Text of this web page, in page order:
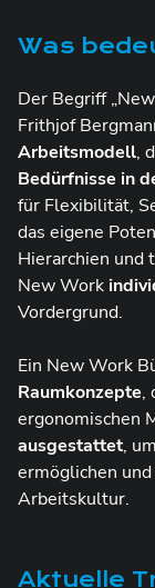
Was
Der Begriff
Frithjof
Arbeitsmodell,
Bedürfnisse in
für Flexibilität,
das eigene
Hierarchien
New Work
Vordergrund.
Ein New Work
Raumkonzepte,
ergonomischen
ausgestattet,
ermöglichen
Arbeitskultur.
Aktuelle